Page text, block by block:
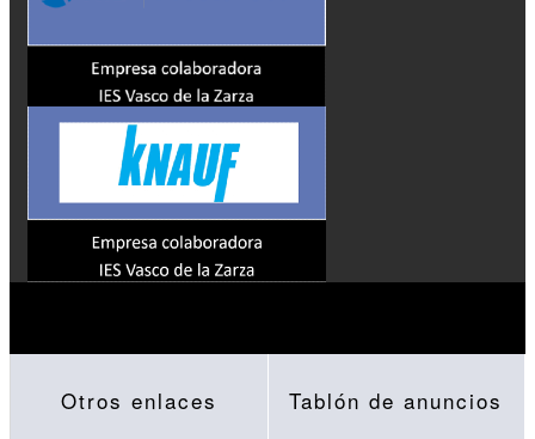
Otros enlaces Tablón de anuncios